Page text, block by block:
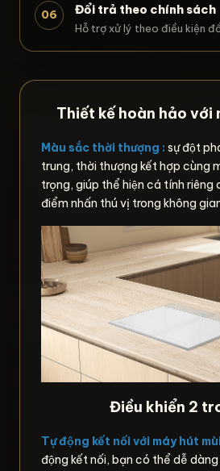
06 Đổi trả theo chính sách
Hỗ trợ xử lý theo điều kiện
Thiết kế hoàn hảo với
Màu sắc thời thượng : sự đột
trung, thời thượng kết hợp cùng
trọng, giúp thể hiện cá tính riêng
điểm nhấn thú vị trong không
Điều khiển 2
Tự động kết nối với máy hút
động kết nối, bạn có thể dễ